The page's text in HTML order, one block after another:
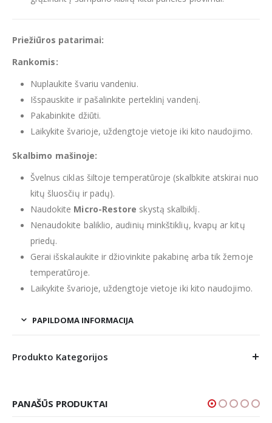
Priežiūros patarimai:
Rankomis:
Nuplaukite švariu vandeniu.
Išspauskite ir pašalinkite perteklinį vandenį.
Pakabinkite džiūti.
Laikykite švarioje, uždengtoje vietoje iki kito naudojimo.
Skalbimo mašinoje:
Švelnus ciklas šiltoje temperatūroje (skalbkite atskirai nuo
kitų šluosčių ir padų).
Naudokite Micro-Restore skystą skalbiklį.
Nenaudokite baliklio, audinių minkštiklių, kvapų ar kitų
priedų.
Gerai išskalaukite ir džiovinkite pakabinę arba tik žemoje
temperatūroje.
Laikykite švarioje, uždengtoje vietoje iki kito naudojimo.
PAPILDOMA INFORMACIJA
Produkto Kategorijos
PANAŠŪS PRODUKTAI